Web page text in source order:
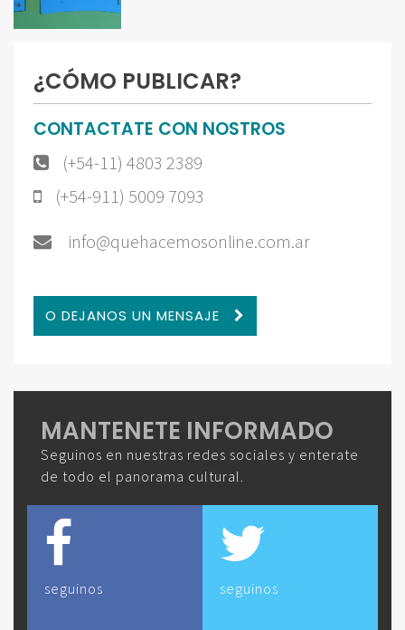
¿CÓMO PUBLICAR?
CONTACTATE CON NOSTROS
(+54-11) 4803 2389
(+54-911) 5009 7093
info@quehacemosonline.com.ar
O DEJANOS UN MENSAJE
MANTENETE INFORMADO
Seguinos en nuestras redes sociales y enterate
de todo el panorama cultural.
seguinos seguinos